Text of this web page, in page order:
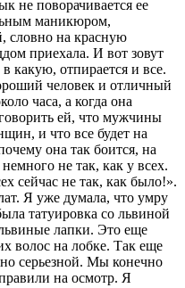
не поворачивается ее
маникюром,
словно на красную
приехала. И вот зовут
какую, отпирается и все.
человек и отличный
часа, а когда она
ей, что мужчины
и что все будет на
она так боится, на
не так, как у всех.
сейчас не так, как было!».
Я уже думала, что умру
татуировка со львиной
лапки. Это еще
волос на лобке. Так еще
серьезной. Мы конечно
на осмотр. Я